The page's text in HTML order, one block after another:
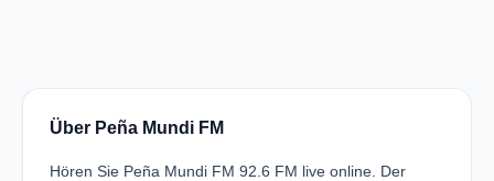
Über Peña Mundi FM
Hören Sie Peña Mundi FM 92.6 FM live online. Der